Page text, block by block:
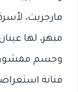
مارجريت،
مبهر، لها
وجسم ممشوق،
فنانة